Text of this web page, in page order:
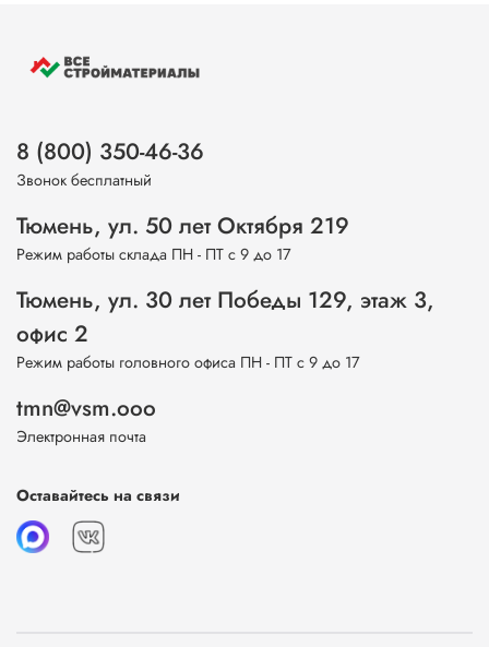
8 (800) 350-46-36
Звонок бесплатный
Тюмень, ул. 50 лет Октября 219
Режим работы склада ПН - ПТ с 9 до 17
Тюмень, ул. 30 лет Победы 129, этаж 3,
офис 2
Режим работы головного офиса ПН - ПТ с 9 до 17
tmn@vsm.ooo
Электронная почта
Оставайтесь на связи